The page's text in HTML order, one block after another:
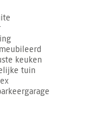
keuken
tuin